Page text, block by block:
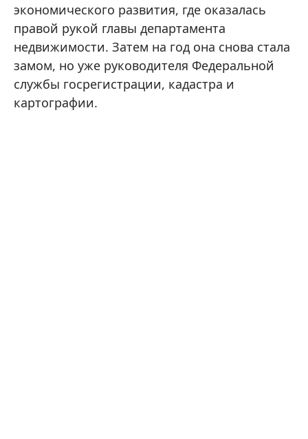
экономического развития, где оказалась
правой рукой главы департамента
недвижимости. Затем на год она снова стала
замом, но уже руководителя Федеральной
службы госрегистрации, кадастра и
картографии.